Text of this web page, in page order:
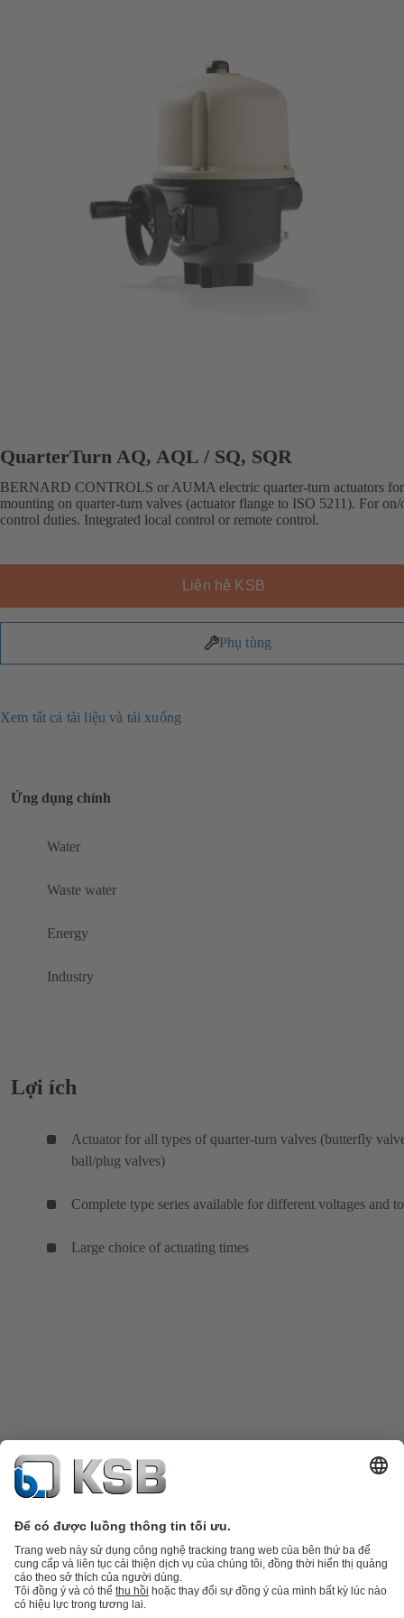
QuarterTurn AQ, AQL / SQ, SQR
BERNARD CONTROLS or AUMA electric quarter-turn actuators
mounting on quarter-turn valves (actuator flange to ISO 5211). For
control duties. Integrated local control or remote control.
Liên hệ KSB
Phụ tùng
Xem tất cả tài liệu và tải xuống
Ứng dụng chính
Water
Waste water
Energy
Industry
Lợi ích
Actuator for all types of quarter-turn valves (butterfly
ball/plug valves)
Complete type series available for different voltages and
Large choice of actuating times